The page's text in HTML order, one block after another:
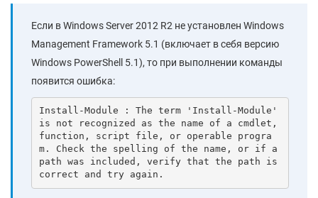
Если в Windows Server 2012 R2 не установлен Windows
Management Framework 5.1 (включает в себя версию
Windows PowerShell 5.1), то при выполнении команды
появится ошибка:
Install-Module : The term 'Install-Module'
is not recognized as the name of a cmdlet,
function, script file, or operable progra
m. Check the spelling of the name, or if a
path was included, verify that the path is
correct and try again.